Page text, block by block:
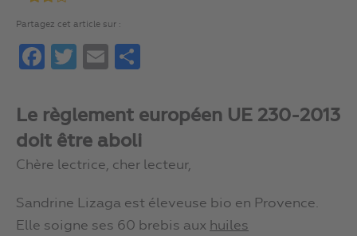
Partagez cet article sur :
FacebookTwitterEmail
Le règlement européen UE 230-2013
doit être aboli
Chère lectrice, cher lecteur,
Sandrine Lizaga est éleveuse bio en Provence.
Elle soigne ses 60 brebis aux huiles